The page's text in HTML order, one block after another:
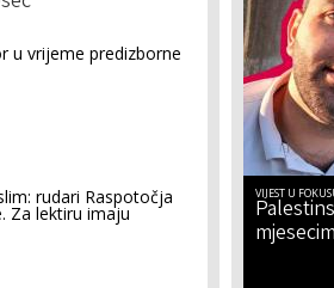
u vrijeme predizborne
rudari Raspotočja
Za lektiru imaju
VIJEST U